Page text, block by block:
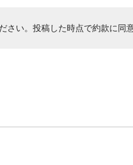
さい。投稿した時点で約款に同